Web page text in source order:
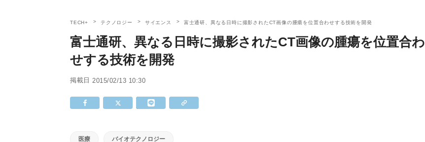
TECH+ テクノロジー サイエンス 富士通研、異なる日時に撮影されたCT画像の腫瘍を位置合わせする技術を開発
富士通研、異なる日時に撮影されたCT画像の腫瘍を位置合わ
せする技術を開発
掲載日 2015/02/13 10:30
医療 バイオテクノロジー